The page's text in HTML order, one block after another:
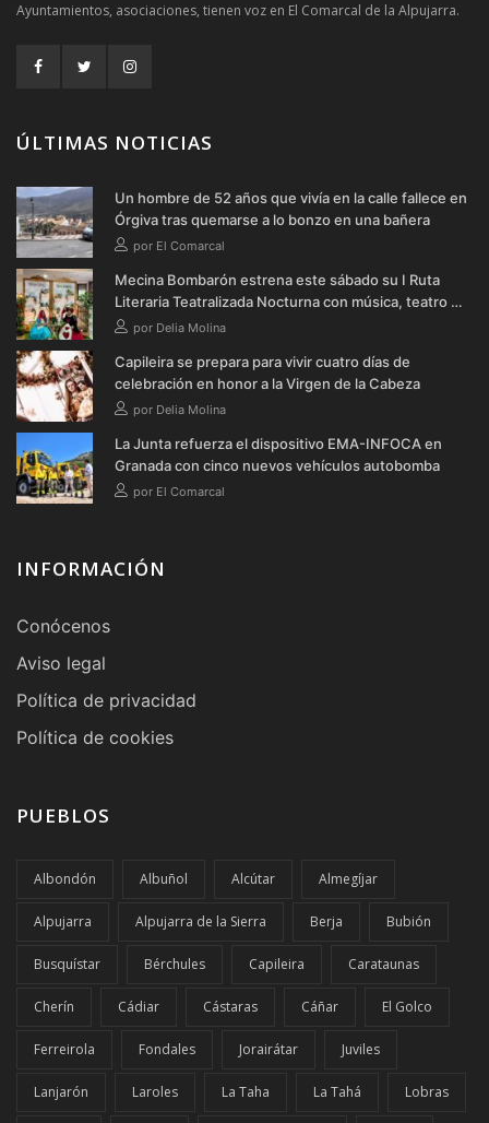
Ayuntamientos, asociaciones, tienen voz en El Comarcal de la Alpujarra.
ÚLTIMAS NOTICIAS
Un hombre de 52 años que vivía en la calle fallece en
Órgiva tras quemarse a lo bonzo en una bañera
por El Comarcal
Mecina Bombarón estrena este sábado su I Ruta
Literaria Teatralizada Nocturna con música, teatro y
verbena
por Delia Molina
Capileira se prepara para vivir cuatro días de
celebración en honor a la Virgen de la Cabeza
por Delia Molina
La Junta refuerza el dispositivo EMA-INFOCA en
Granada con cinco nuevos vehículos autobomba
por El Comarcal
INFORMACIÓN
Conócenos
Aviso legal
Política de privacidad
Política de cookies
PUEBLOS
Albondón Albuñol Alcútar Almegíjar
Alpujarra Alpujarra de la Sierra Berja Bubión
Busquístar Bérchules Capileira Carataunas
Cherín Cádiar Cástaras Cáñar El Golco
Ferreirola Fondales Jorairátar Juviles
Lanjarón Laroles La Taha La Tahá Lobras